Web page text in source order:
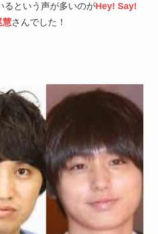
るという声が多いのがHey! Say!
さんでした！